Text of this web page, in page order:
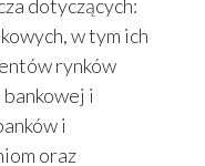
dotyczących:
w tym ich
rynków
i
i
oraz